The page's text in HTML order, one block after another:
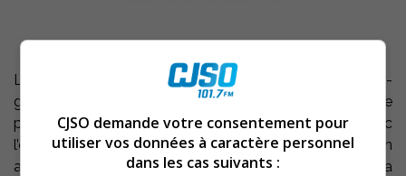
Les automobilistes pourront faire le plein de liquide lave-
glace à Contrecœur sans utiliser des bidons de
plastique. La Ville vient de conclure une entente avec
l’entreprise Cristal Innovation pour l’installation d’un
appareil de ravitaillement. Une autre entente sera
CJSO demande votre consentement pour
utiliser vos données à caractère personnel
dans les cas suivants :